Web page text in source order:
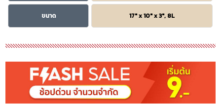
ขนาด 17″ x 10″ x 3″, 8L